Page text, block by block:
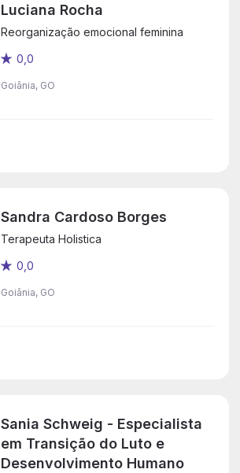
Luciana Rocha
Reorganização emocional feminina
0,0
Goiânia, GO
Sandra Cardoso Borges
Terapeuta Holistica
0,0
Goiânia, GO
Sania Schweig - Especialista
em Transição do Luto e
Desenvolvimento Humano